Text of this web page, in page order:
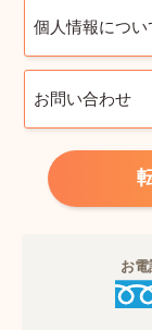
個人情報につい
お問い合わせ
お